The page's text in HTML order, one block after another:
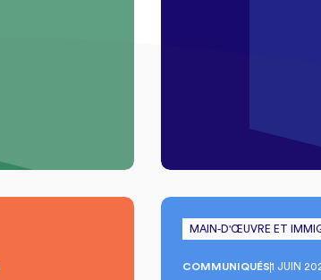
MAIN-D'ŒUVRE ET
COMMUNIQUÉS1 JUIN